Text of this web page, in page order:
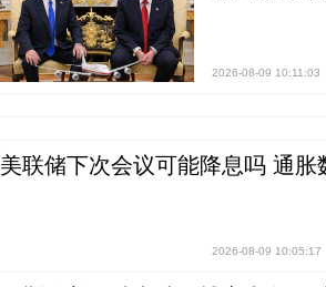
2026-08-09 10:11:03
美联储下次会议可能降息吗 通胀
2026-08-09 10:05:17